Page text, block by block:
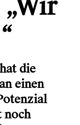
die
einen
noch